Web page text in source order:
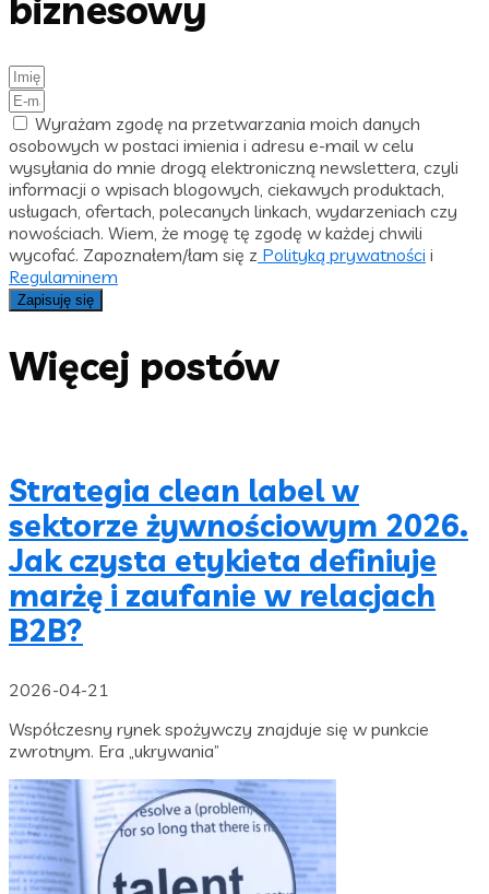
Wyrażam zgodę na przetwarzania moich danych
osobowych w postaci imienia i adresu e-mail w celu
wysyłania do mnie drogą elektroniczną newslettera, czyli
informacji o wpisach blogowych, ciekawych produktach,
usługach, ofertach, polecanych linkach, wydarzeniach czy
nowościach. Wiem, że mogę tę zgodę w każdej chwili
wycofać. Zapoznałem/łam się z Polityką prywatności i
Regulaminem
Zapisuję się
Więcej postów
Strategia clean label w
sektorze żywnościowym 2026.
Jak czysta etykieta definiuje
marżę i zaufanie w relacjach
B2B?
2026-04-21
Współczesny rynek spożywczy znajduje się w punkcie
zwrotnym. Era „ukrywania”